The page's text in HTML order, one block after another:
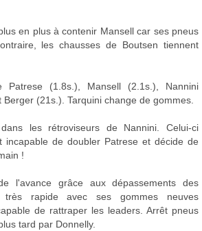
en plus à contenir Mansell car ses pneus
les chausses de Boutsen tiennent
Patrese (1.8s.), Mansell (2.1s.), Nannini
(21s.). Tarquini change de gommes.
les rétroviseurs de Nannini. Celui-ci
incapable de doubler Patrese et décide de
!
l'avance grâce aux dépassements des
rapide avec ses gommes neuves
de rattraper les leaders. Arrêt pneus
tard par Donnelly.